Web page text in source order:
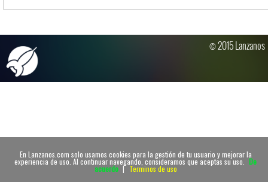
En Lanzanos.com solo usamos cookies para la gestión de tu usuario y mejorar la
experiencia de uso. Al continuar navegando, consideramos que aceptas su uso. De
acuerdo | Terminos de uso
© 2015 Lanzanos